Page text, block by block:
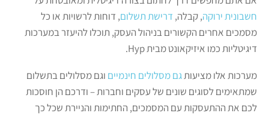
חשבונית ירוקה, קבלה, דרישת תשלום, דוחות לרשויות או כל
מסמכים אחרים הקשורים בניהול העסק, תוכלו להיעזר במערכות
דיגיטליות כמו איזיקאונט מבית Hyp.
מערכות אלו מציעותגם מסלולים חינמיים וגם מסלולים בתשלום
שמתאימים לסוגים שונים של עסקים וחברות – ודרכם הן חוסכות
לכם את ההתעסקות עם המסמכים, החתימות והניירת שכל כך